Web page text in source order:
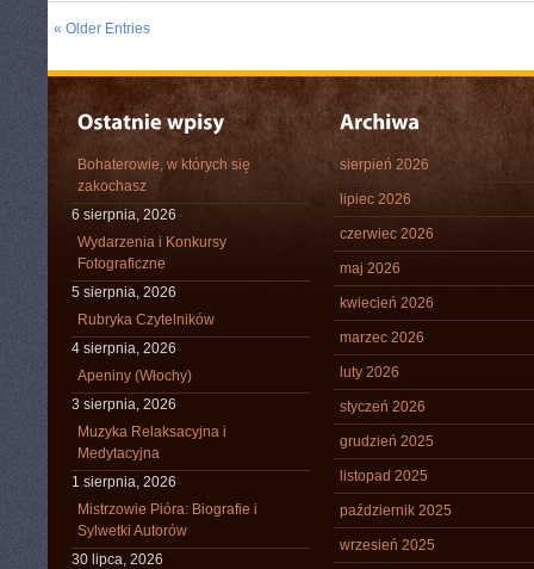
« Older Entries
Bohaterowie, w których się
zakochasz
6 sierpnia, 2026
Wydarzenia i Konkursy
Fotograficzne
5 sierpnia, 2026
Rubryka Czytelników
4 sierpnia, 2026
Apeniny (Włochy)
3 sierpnia, 2026
Muzyka Relaksacyjna i
Medytacyjna
1 sierpnia, 2026
Mistrzowie Pióra: Biografie i
Sylwetki Autorów
30 lipca, 2026
sierpień 2026
lipiec 2026
czerwiec 2026
maj 2026
kwiecień 2026
marzec 2026
luty 2026
styczeń 2026
grudzień 2025
listopad 2025
październik 2025
wrzesień 2025